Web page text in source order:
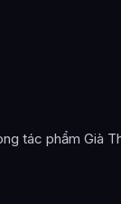
tác phẩm Già